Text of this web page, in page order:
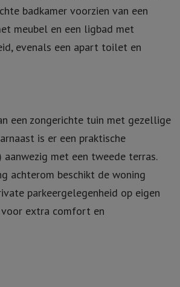
badkamer voorzien van een
meubel en een ligbad met
evenals een apart toilet en
een zongerichte tuin met gezellige
is er een praktische
aanwezig met een tweede terras.
achterom beschikt de woning
parkeergelegenheid op eigen
extra comfort en